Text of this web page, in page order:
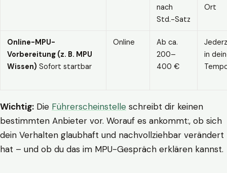
nach
Std.-Satz
Ort
Online-MPU-
Vorbereitung (z. B. MPU
Wissen) Sofort startbar
Online
Ab ca.
200–
400 €
in
Wichtig: Die Führerscheinstelle schreibt dir keinen
bestimmten Anbieter vor. Worauf es ankommt:, ob sich
dein Verhalten glaubhaft und nachvollziehbar verändert
hat – und ob du das im MPU-Gespräch erklären kannst.